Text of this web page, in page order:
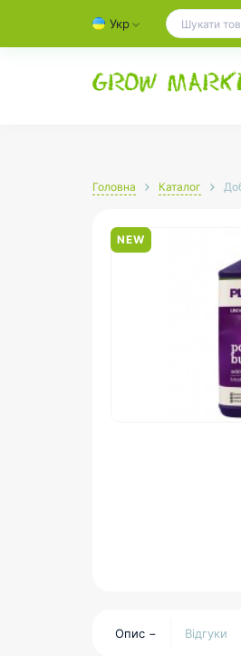
Укр
Головна Каталог
NEW
Опис Відгуки